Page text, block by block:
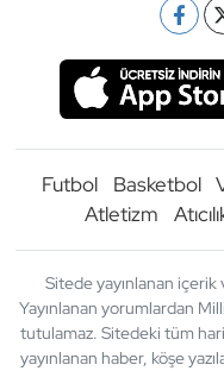
Futbol Basketbol
Atletizm
Sitede yayınlanan
Yayınlanan yorumlardan
tutulamaz. Sitedeki tüm
yayınlanan haber, köşe